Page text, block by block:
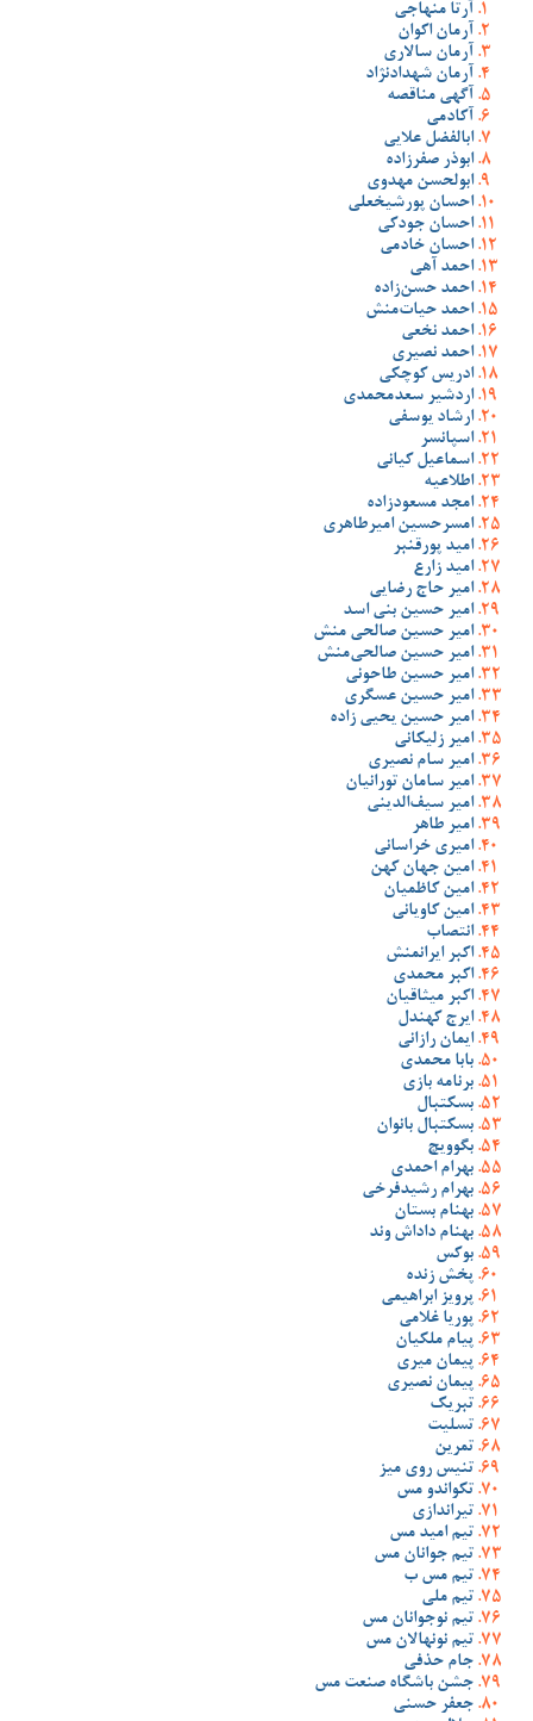
آرتا منهاجی
آرمان اکوان
آرمان سالاری
آرمان شهدادنژاد
آگهی مناقصه
آکادمی
ابالفضل علایی
ابوذر صفرزاده
ابولحسن مهدوی
احسان پورشیخعلی
احسان جودکی
احسان خادمی
احمد آهی
احمد حسن‌زاده
احمد حیات‌منش
احمد نخعی
احمد نصیری
ادریس کوچکی
اردشیر سعدمحمدی
ارشاد یوسفی
اسپانسر
اسماعیل کیانی
اطلاعیه
امجد مسعودزاده
امسرحسین امیرطاهری
امید پورقنبر
امید زارع
امیر حاج رضایی
امیر حسین بنی اسد
امیر حسین صالحی منش
امیر حسین صالحی‌منش
امیر حسین طاحونی
امیر حسین عسگری
امیر حسین یحیی زاده
امیر زلیکانی
امیر سام نصیری
امیر سامان تورانیان
امیر سیف‌الدینی
امیر طاهر
امیری خراسانی
امین جهان کهن
امین کاظمیان
امین کاویانی
انتصاب
اکبر ایرانمنش
اکبر محمدی
اکبر میثاقیان
ایرج کهندل
ایمان رازانی
بابا محمدی
برنامه بازی
بسکتبال
بسکتبال بانوان
بگوویچ
بهرام احمدی
بهرام رشیدفرخی
بهنام بستان
بهنام داداش وند
بوکس
پخش زنده
پرویز ابراهیمی
پوریا غلامی
پیام ملکیان
پیمان میری
پیمان نصیری
تبریک
تسلیت
تمرین
تنیس روی میز
تکواندو مس
تیراندازی
تیم امید مس
تیم جوانان مس
تیم مس ب
تیم ملی
تیم نوجوانان مس
تیم نونهالان مس
جام حذفی
جشن باشگاه صنعت مس
جعفر حسنی